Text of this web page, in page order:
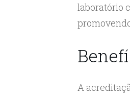
laboratório
A